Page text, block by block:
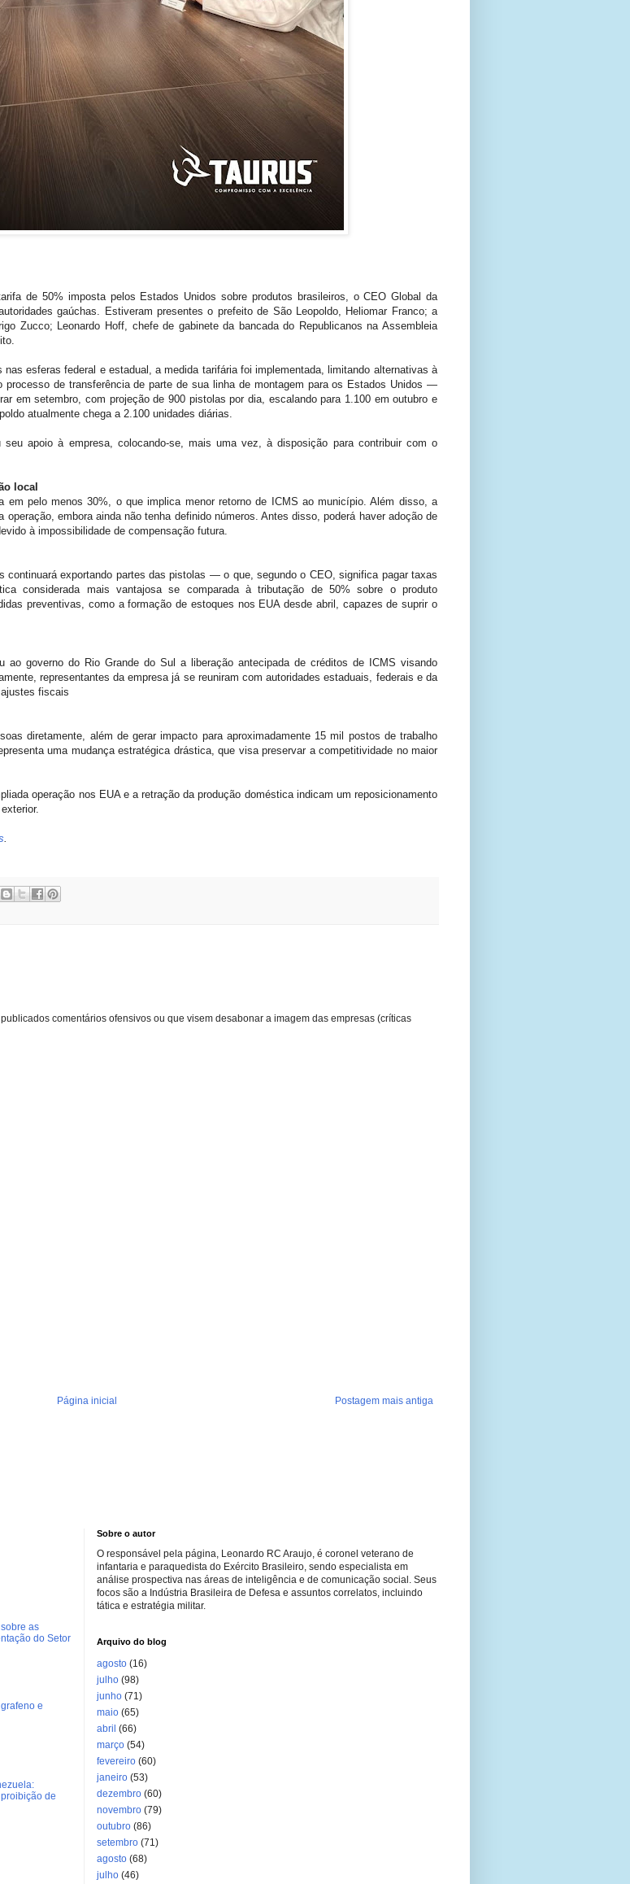
de 50% imposta pelos Estados Unidos sobre produtos brasileiros, o CEO Global da
gaúchas. Estiveram presentes o prefeito de São Leopoldo, Heliomar Franco; a
Zucco; Leonardo Hoff, chefe de gabinete da bancada do Republicanos na Assembleia
esferas federal e estadual, a medida tarifária foi implementada, limitando alternativas à
de transferência de parte de sua linha de montagem para os Estados Unidos —
em setembro, com projeção de 900 pistolas por dia, escalando para 1.100 em outubro e
atualmente chega a 2.100 unidades diárias.
seu apoio à empresa, colocando-se, mais uma vez, à disposição para contribuir com o
local
em pelo menos 30%, o que implica menor retorno de ICMS ao município. Além disso, a
embora ainda não tenha definido números. Antes disso, poderá haver adoção de
à impossibilidade de compensação futura.
continuará exportando partes das pistolas — o que, segundo o CEO, significa pagar taxas
considerada mais vantajosa se comparada à tributação de 50% sobre o produto
preventivas, como a formação de estoques nos EUA desde abril, capazes de suprir o
governo do Rio Grande do Sul a liberação antecipada de créditos de ICMS visando
representantes da empresa já se reuniram com autoridades estaduais, federais e da
fiscais
diretamente, além de gerar impacto para aproximadamente 15 mil postos de trabalho
uma mudança estratégica drástica, que visa preservar a competitividade no maior
operação nos EUA e a retração da produção doméstica indicam um reposicionamento
.
comentários ofensivos ou que visem desabonar a imagem das empresas (críticas
Postagem mais antiga
Página inicial
as
do Setor
e
de
Sobre o autor
O responsável pela página, Leonardo RC Araujo, é coronel veterano de
infantaria e paraquedista do Exército Brasileiro, sendo especialista em
análise prospectiva nas áreas de inteligência e de comunicação social. Seus
focos são a Indústria Brasileira de Defesa e assuntos correlatos, incluindo
tática e estratégia militar.
Arquivo do blog
agosto (16)
julho (98)
junho (71)
maio (65)
abril (66)
março (54)
fevereiro (60)
janeiro (53)
dezembro (60)
novembro (79)
outubro (86)
setembro (71)
agosto (68)
julho (46)